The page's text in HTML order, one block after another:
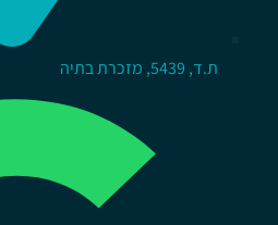
ת.ד, 5439, מזכרת בתיה